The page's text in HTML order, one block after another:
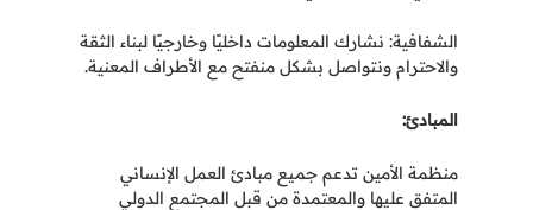
الشفافية: نشارك المعلومات داخليًا وخارجيًا لبناء الثقة
والاحترام ونتواصل بشكل منفتح مع الأطراف المعنية.
المبادئ:
منظمة الأمين تدعم جميع مبادئ العمل الإنساني
المتفق عليها والمعتمدة من قبل المجتمع الدولي